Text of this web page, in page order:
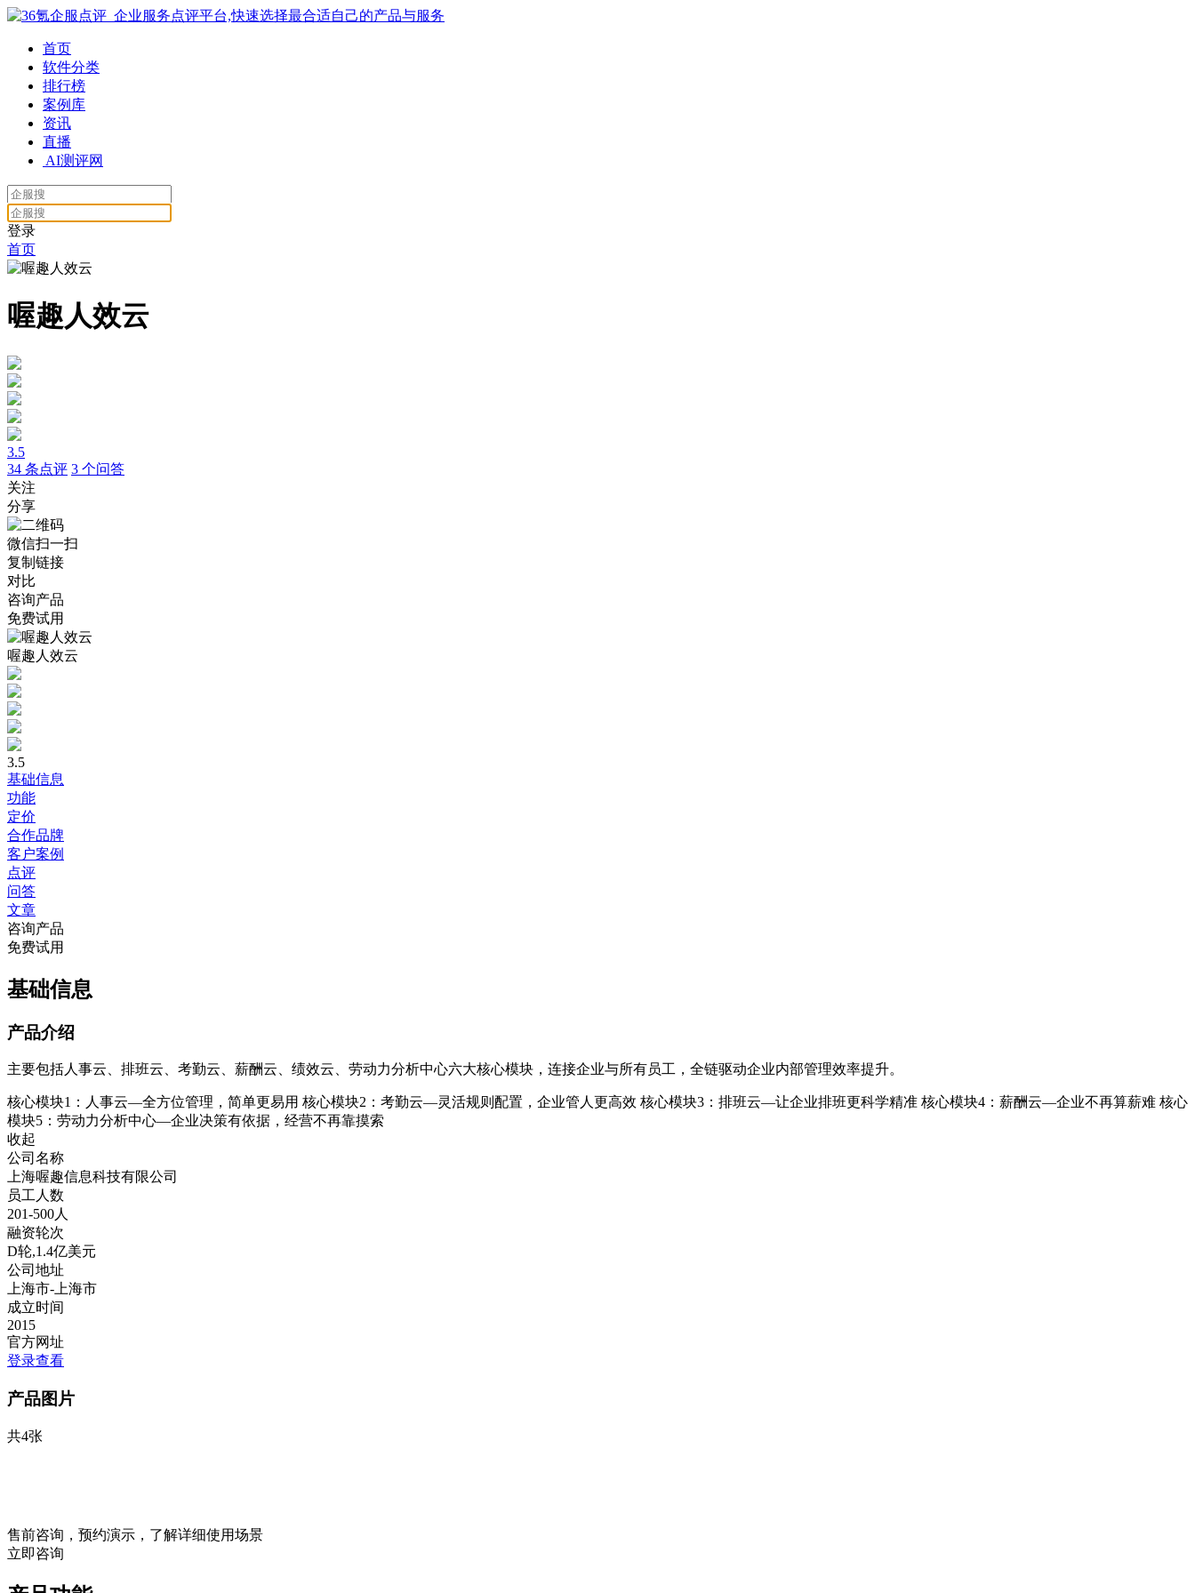
首页
软件分类
排行榜
案例库
资讯
直播
AI测评网
登录
首页
喔趣人效云
3.5
34 条点评 3 个问答
关注
分享
微信扫一扫
复制链接
对比
咨询产品
免费试用
喔趣人效云
3.5
基础信息
功能
定价
合作品牌
客户案例
点评
问答
文章
咨询产品
免费试用
基础信息
产品介绍
主要包括人事云、排班云、考勤云、薪酬云、绩效云、劳动力分析中心六大核心模块，连接企业与所有员工，全链驱动企业内部管理效率提升。
核心模块1：人事云—全方位管理，简单更易用 核心模块2：考勤云—灵活规则配置，企业管人更高效 核心模块3：排班云—让企业排班更科学精准 核心模块4：薪酬云—企业不再算薪难 核心
模块5：劳动力分析中心—企业决策有依据，经营不再靠摸索
收起
公司名称
上海喔趣信息科技有限公司
员工人数
201-500人
融资轮次
D轮,1.4亿美元
公司地址
上海市-上海市
成立时间
2015
官方网址
登录查看
产品图片
共4张
售前咨询，预约演示，了解详细使用场景
立即咨询